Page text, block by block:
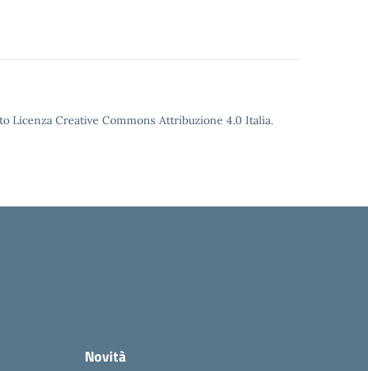
Licenza Creative Commons Attribuzione 4.0 Italia.
Novità